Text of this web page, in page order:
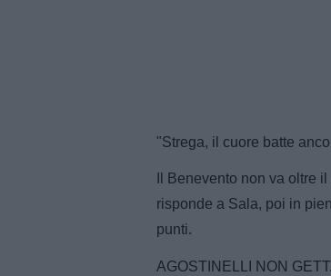
"Strega, il cuore batte
Il Benevento non va oltre
risponde a Sala, poi in
punti.
AGOSTINELLI NON